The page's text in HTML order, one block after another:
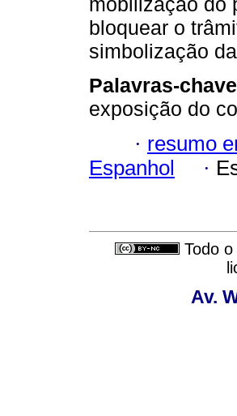
bloquear o
simbolização
Palavras-
exposição do
· resumo
Espanhol
·
Todo
Av.